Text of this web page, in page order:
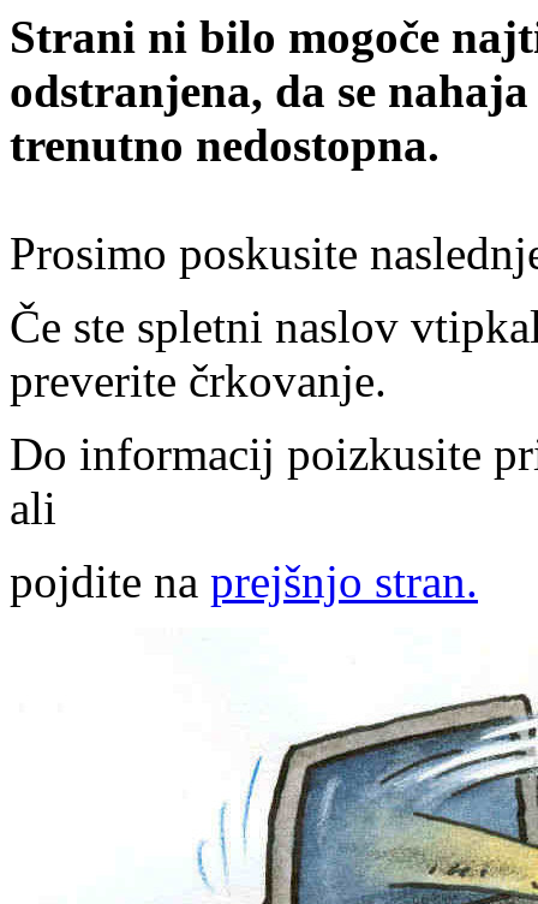
Strani ni bilo mogoče
odstranjena, da se
trenutno nedostopna.
Prosimo poskusite
Če ste spletni naslov
preverite črkovanje.
Do informacij poizkusite
ali
pojdite na prejšnjo stran.